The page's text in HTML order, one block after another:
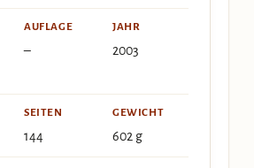
AUFLAGE
–
JAHR
2003
SEITEN
144
GEWICHT
602 g